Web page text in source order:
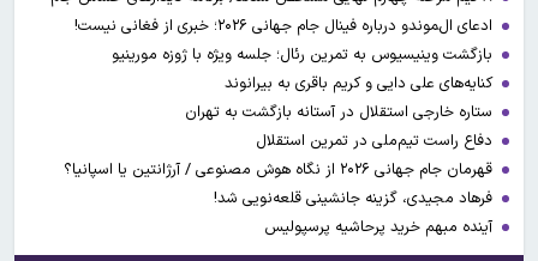
ادعای ال‌‍موندو درباره فینال جام جهانی ۲۰۲۶؛ خبری از فغانی نیست!
بازگشت وینیسیوس به تمرین رئال؛ جلسه ویژه با ژوزه مورینیو
کنایه‌های علی دایی و کریم باقری به بیرانوند
ستاره خارجی استقلال در آستانه بازگشت به تهران
دفاع راست تیم‌ملی در تمرین استقلال
قهرمان جام جهانی ۲۰۲۶ از نگاه هوش مصنوعی / آرژانتین یا اسپانیا؟
فرهاد مجیدی، گزینه جانشینی قلعه‌نویی شد!
آینده مبهم خرید پرحاشیه پرسپولیس